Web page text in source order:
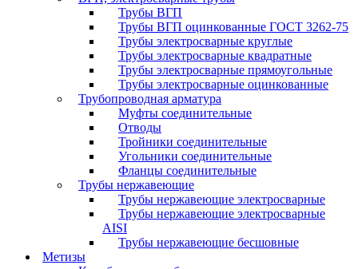
Трубы ВГП
Трубы ВГП оцинкованные ГОСТ 3262-75
Трубы электросварные круглые
Трубы электросварные квадратные
Трубы электросварные прямоугольные
Трубы электросварные оцинкованные
Трубопроводная арматура
Муфты соединительные
Отводы
Тройники соединительные
Угольники соединительные
Фланцы соединительные
Трубы нержавеющие
Трубы нержавеющие электросварные
Трубы нержавеющие электросварные
AISI
Трубы нержавеющие бесшовные
Метизы